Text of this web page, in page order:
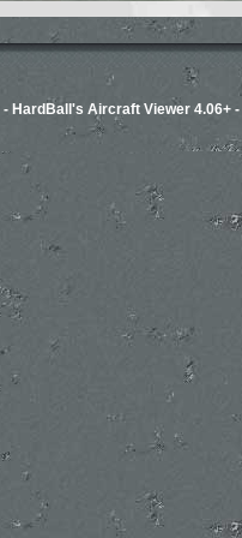
- HardBall's Aircraft Viewer 4.06+-